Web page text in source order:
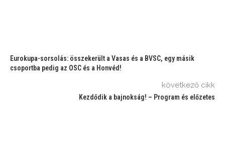
Eurokupa-sorsolás: összekerült a Vasas és a BVSC, egy másik
csoportba pedig az OSC és a Honvéd!
következő cikk
Kezdődik a bajnokság! – Program és előzetes